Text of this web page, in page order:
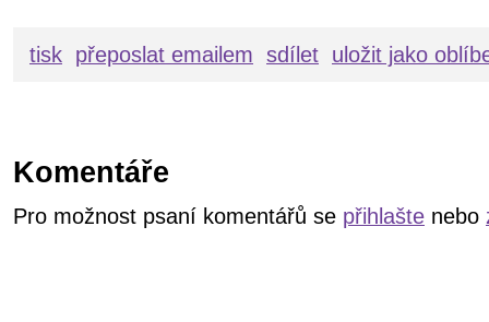
tisk přeposlat emailem sdílet uložit jako
Komentáře
Pro možnost psaní komentářů se přihlašte nebo